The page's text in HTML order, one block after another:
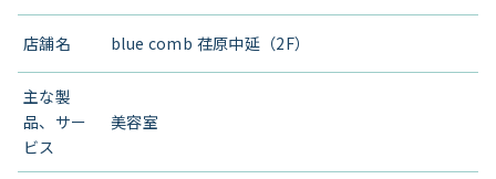
店舗名 blue comb 荏原中延（2F）
主な製
品、サー
ビス
美容室